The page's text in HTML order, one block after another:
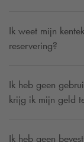
Ik weet mijn
reservering?
Ik heb geen
krijg ik mijn geld
Ik heb geen